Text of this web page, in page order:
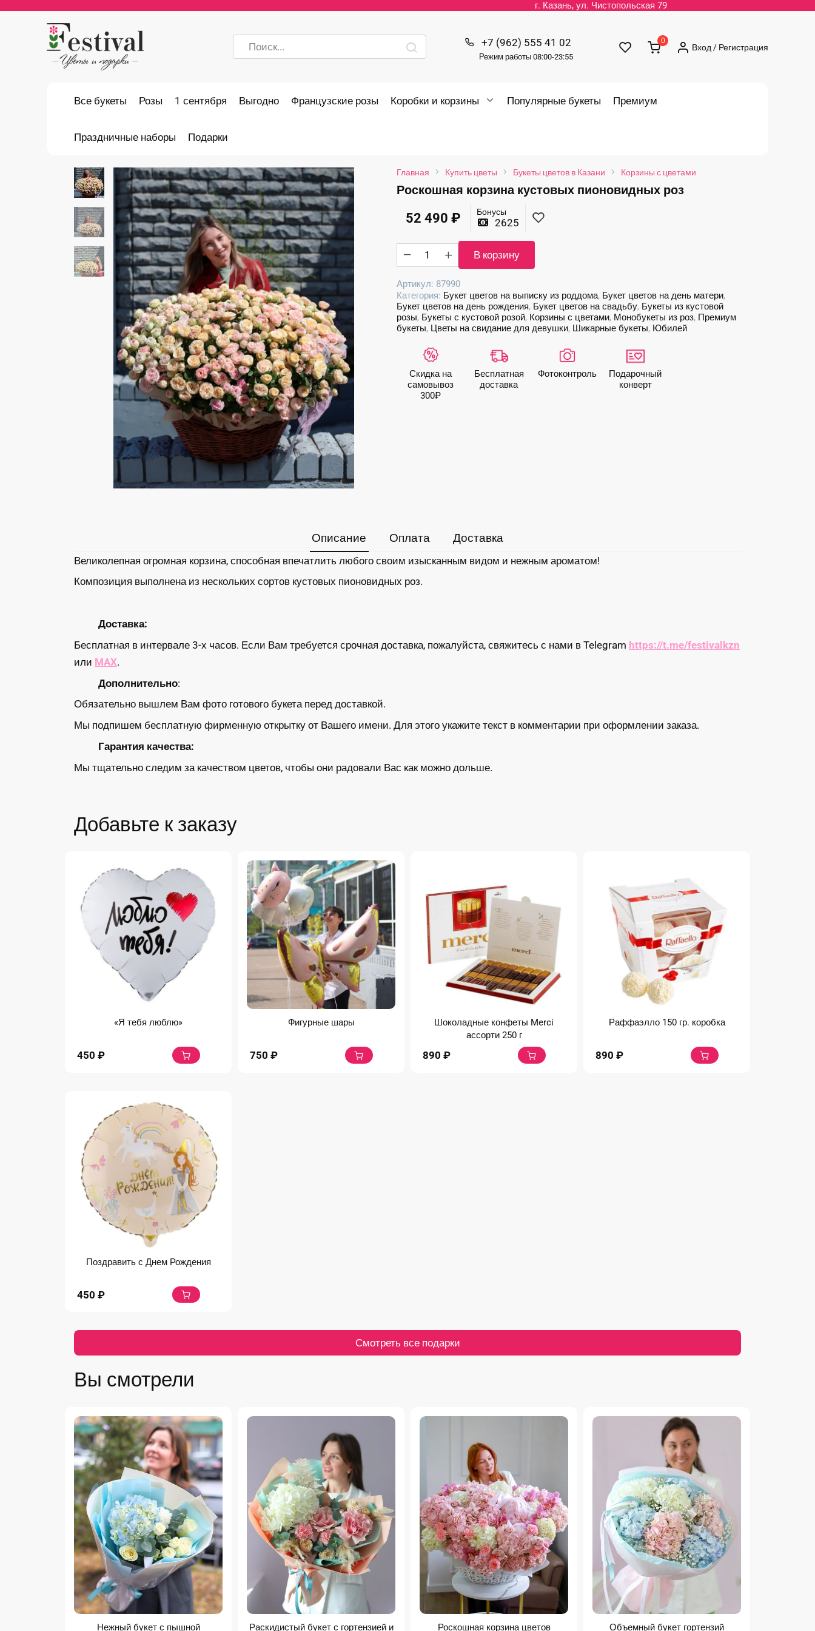
содержанию
г. Казань, ул. Чистопольская 79
Search
+7 (962) 555 41 02
Режим работы 08:00-23:55
0
Вход / Регистрация
Все букеты Розы 1 сентября Выгодно Французские розы Коробки и корзины Популярные букеты Премиум
Праздничные наборы Подарки
Главная Купить цветы Букеты цветов в Казани Корзины с цветами
Роскошная корзина кустовых пионовидных роз
52 490 ₽ Бонусы
2625
Количество
товара
корзина
кустовых
пионовидных
роз
В корзину
Артикул: 87990
Категория: Букет цветов на выписку из роддома, Букет цветов на день матери,
Букет цветов на день рождения, Букет цветов на свадьбу, Букеты из кустовой
розы, Букеты с кустовой розой, Корзины с цветами, Монобукеты из роз, Премиум
букеты, Цветы на свидание для девушки, Шикарные букеты, Юбилей
Скидка на
самовывоз
300₽
Бесплатная
доставка
Фото­контроль
Подарочный
конверт
Описание Оплата Доставка
Великолепная огромная корзина, способная впечатлить любого своим изысканным видом и нежным ароматом!
Композиция выполнена из нескольких сортов кустовых пионовидных роз.
Доставка:
Бесплатная в интервале 3-х часов. Если Вам требуется срочная доставка, пожалуйста, свяжитесь с нами в Telegram https://t.me/festivalkzn
или MAX.
Дополнительно:
Обязательно вышлем Вам фото готового букета перед доставкой.
Мы подпишем бесплатную фирменную открытку от Вашего имени. Для этого укажите текст в комментарии при оформлении заказа.
Гарантия качества:
Мы тщательно следим за качеством цветов, чтобы они радовали Вас как можно дольше.
Добавьте к заказу
«Я тебя люблю»
450 ₽
Фигурные шары
750 ₽
Шоколадные конфеты Merci
ассорти 250 г
890 ₽
Раффаэлло 150 гр. коробка
890 ₽
Поздравить с Днем Рождения
450 ₽
Смотреть все подарки
Вы смотрели
Нежный букет с пышной
Раскидистый букет с гортензией и
Роскошная корзина цветов
Объемный букет гортензий